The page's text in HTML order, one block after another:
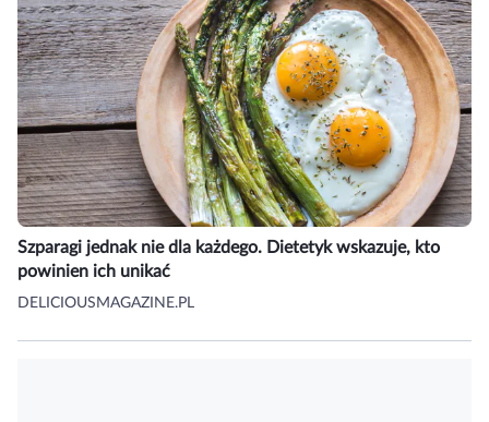
Szparagi jednak nie dla każdego. Dietetyk wskazuje, kto
powinien ich unikać
DELICIOUSMAGAZINE.PL